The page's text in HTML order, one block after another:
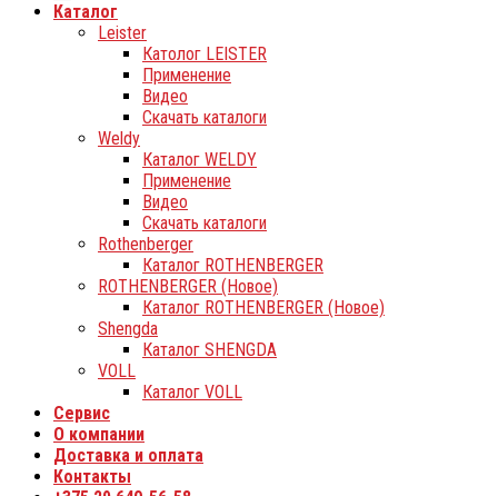
Каталог
Leister
Католог LEISTER
Применение
Видео
Скачать каталоги
Weldy
Каталог WELDY
Применение
Видео
Скачать каталоги
Rothenberger
Каталог ROTHENBERGER
ROTHENBERGER (Новое)
Каталог ROTHENBERGER (Новое)
Shengda
Каталог SHENGDA
VOLL
Каталог VOLL
Сервис
О компании
Доставка и оплата
Контакты